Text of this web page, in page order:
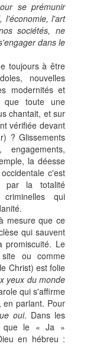
se prémunir
l'économie, l'art
sociétés, ne
dans le
toujours à être
nouvelles
modernités et
toute une
chantait, et sur
vérifiée devant
? Glissements
la déesse
c'est
par la totalité
qui
mesure que ce
qui sauvent
promiscuité. Le
ou comme
Christ) est folie
yeux du monde
qui s'affirme
en parlant. Pour
oui. Dans les
que le « Ja »
en hébreu :